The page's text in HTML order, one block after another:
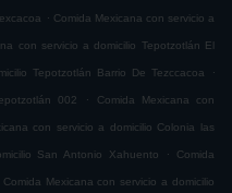
. Comida Mexicana con servicio a
con servicio a domicilio Tepotzotlán El
Tepotzotlán Barrio De Tezccacoa .
002 . Comida Mexicana con
con servicio a domicilio Colonia las
San Antonio Xahuento . Comida
Comida Mexicana con servicio a domicilio